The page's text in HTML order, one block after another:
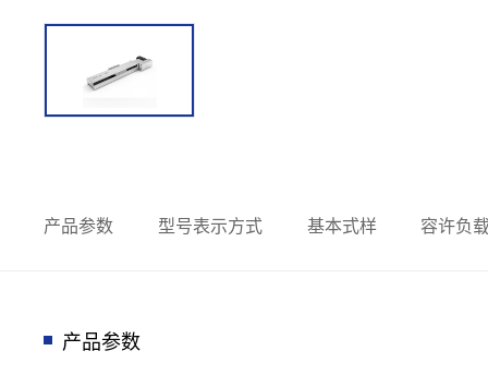
产品参数 型号表示方式 基本式样 容许负
产品参数